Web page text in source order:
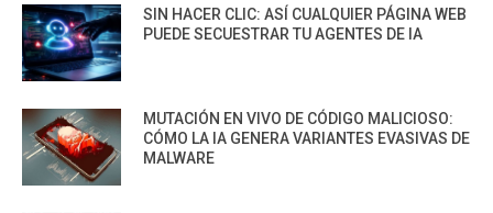
SIN HACER CLIC: ASÍ CUALQUIER PÁGINA WEB
PUEDE SECUESTRAR TU AGENTES DE IA
MUTACIÓN EN VIVO DE CÓDIGO MALICIOSO:
CÓMO LA IA GENERA VARIANTES EVASIVAS DE
MALWARE